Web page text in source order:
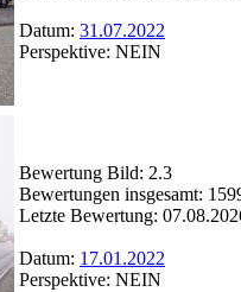
Datum: 31.07.2022
Perspektive: NEIN
Bewertung Bild: 2.3
Bewertungen insgesamt:
Letzte Bewertung:
Datum: 17.01.2022
Perspektive: NEIN